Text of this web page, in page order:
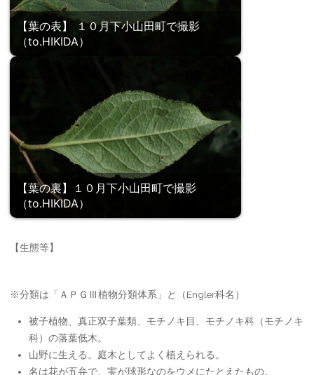
【葉の表】 １０月下小山田町で撮影
（to.HIKIDA）
【葉の裏】１０月下小山田町で撮影
（to.HIKIDA）
【生態等】
※分類は「ＡＰＧⅢ植物分類体系」と（Engler科名）
被子植物、真正双子葉類、モチノキ目、モチノキ科（モチノキ
科）の落葉低木。
山野に生える。庭木としてよく植えられる。
名は花が五弁で、実が球形なのをウメにたとえたもの。